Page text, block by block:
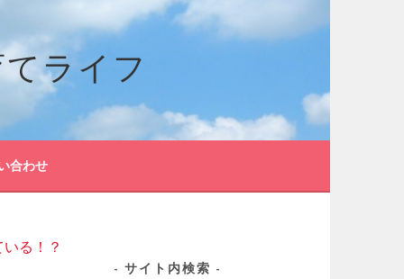
ライフ
合わせ
る！？
サイト内検索